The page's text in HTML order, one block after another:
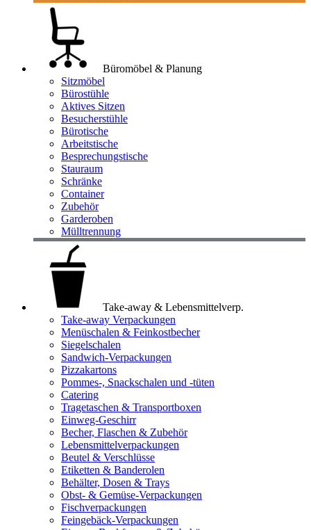
Büromöbel & Planung
Sitzmöbel
Bürostühle
Aktives Sitzen
Besucherstühle
Bürotische
Arbeitstische
Besprechungstische
Stauraum
Schränke
Container
Zubehör
Garderoben
Mülltrennung
Take-away & Lebensmittelverp.
Take-away Verpackungen
Menüschalen & Feinkostbecher
Siegelschalen
Sandwich-Verpackungen
Pizzakartons
Pommes-, Snackschalen und -tüten
Catering
Tragetaschen & Transportboxen
Einweg-Geschirr
Becher, Flaschen & Zubehör
Lebensmittelverpackungen
Beutel & Verschlüsse
Etiketten & Banderolen
Behälter, Dosen & Trays
Obst- & Gemüse-Verpackungen
Fischverpackungen
Feingebäck-Verpackungen